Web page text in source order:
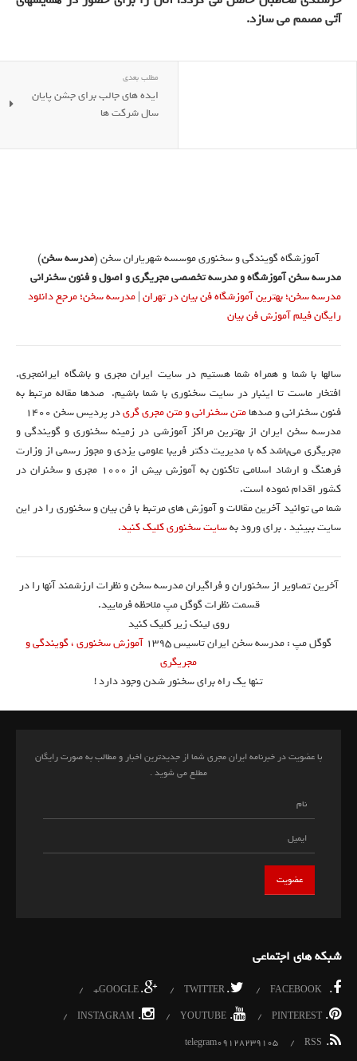
آتی مصمم می سازد.
مطلب بعدی
ایده های جالب برای جشن پایان
سال شرکت ها
آموزشگاه گویندگی و سخنوری موسسه شهریاران سخن (مدرسه سخن)
مدرسه سخن آموزشگاه و مدرسه تخصصی مجریگری و اصول و فنون سخنرانی
مدرسه سخن؛ بهترین آموزشگاه فن بیان در تهران|مدرسه سخن؛ مرجع دانلود
رایگان فیلم آموزش فن بیان
سالها با شما و همراه شما هستیم در سایت ایران مجری و باشگاه ایرانمجری.
افتخار ماست تا اینبار در سایت سخنوری با شما باشیم. صدها مقاله مرتبط به
فنون سخنرانی و صدهامتن سخنرانی و متن مجری گریدر پردیس سخن 1400
مدرسه سخن ایران از بهترین مراکز آموزشی در زمینه سخنوری و گویندگی و
مجریگری می‌باشد که با مدیریت دکتر فریبا علومی یزدی و مجوز رسمی از وزارت
فرهنگ و ارشاد اسلامی تاکنون به آموزش بیش از ۱۰۰۰ مجری و سخنران در
کشور اقدام نموده است.
شما می توانید آخرین مقالات و آموزش های مرتبط با فن بیان و سخنوری را در این
سایت ببینید . برای ورود بهسایت سخنوری کلیک کنید.
آخرین تصاویر از سخنوران و فراگیران مدرسه سخن و نظرات ارزشمند آنها را در
قسمت نظرات گوگل مپ ملاحظه فرمایید.
روی لینک زیر کلیک کنید
گوگل مپ : مدرسه سخن ایران تاسیس ۱۳۹۵
آموزش سخنوری ، گویندگی و
مجریگری
تنها یک راه برای سخنور شدن وجود دارد !
با عضویت در خبرنامه ایران مجری شما از جدیدترین اخبار و مطالب به صورت رایگان
مطلع می شوید .
شبکه های اجتماعی
.
FACEBOOK
.
TWITTER
.
GOOGLE+
.
PINTEREST
.
YOUTUBE
.
INSTAGRAM
.
RSS
telegram09128239105